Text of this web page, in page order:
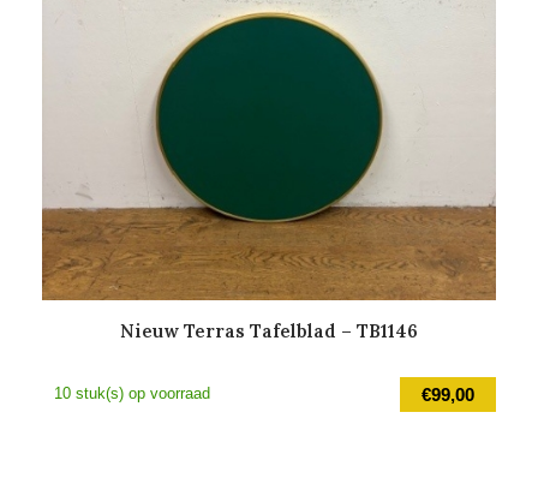
Nieuw Terras Tafelblad – TB1146
€99,00
10 stuk(s) op voorraad